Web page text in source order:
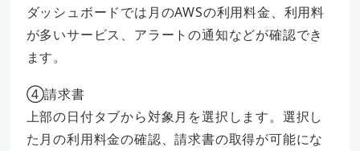
ダッシュボードでは月のAWSの利用料金、利用料
が多いサービス、アラートの通知などが確認でき
ます。
④請求書
上部の日付タブから対象月を選択します。選択し
た月の利用料金の確認、請求書の取得が可能にな